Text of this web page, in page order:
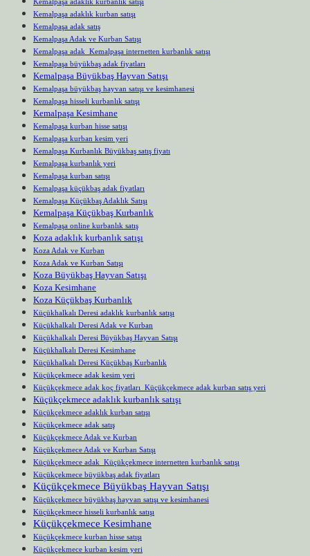
Kemalpaşa adaklık kurban satışı
Kemalpaşa adak satış
Kemalpaşa Adak ve Kurban Satışı
Kemalpaşa adak Kemalpaşa internetten kurbanlık satışı
Kemalpaşa büyükbaş adak fiyatları
Kemalpaşa Büyükbaş Hayvan Satışı
Kemalpaşa büyükbaş hayvan satışı ve kesimhanesi
Kemalpaşa hisseli kurbanlık satışı
Kemalpaşa Kesimhane
Kemalpaşa kurban hisse satışı
Kemalpaşa kurban kesim yeri
Kemalpaşa Kurbanlık Büyükbaş satış fiyatı
Kemalpaşa kurbanlık yeri
Kemalpaşa kurban satışı
Kemalpaşa küçükbaş adak fiyatları
Kemalpaşa Küçükbaş Adaklık Satışı
Kemalpaşa Küçükbaş Kurbanlık
Kemalpaşa online kurbanlık satış
Koza adaklık kurbanlık satışı
Koza Adak ve Kurban
Koza Adak ve Kurban Satışı
Koza Büyükbaş Hayvan Satışı
Koza Kesimhane
Koza Küçükbaş Kurbanlık
Küçükhalkalı Deresi adaklık kurbanlık satışı
Küçükhalkalı Deresi Adak ve Kurban
Küçükhalkalı Deresi Büyükbaş Hayvan Satışı
Küçükhalkalı Deresi Kesimhane
Küçükhalkalı Deresi Küçükbaş Kurbanlık
Küçükçekmece adak kesim yeri
Küçükçekmece adak koç fiyatları Küçükçekmece adak kurban satış yeri
Küçükçekmece adaklık kurbanlık satışı
Küçükçekmece adaklık kurban satışı
Küçükçekmece adak satış
Küçükçekmece Adak ve Kurban
Küçükçekmece Adak ve Kurban Satışı
Küçükçekmece adak Küçükçekmece internetten kurbanlık satışı
Küçükçekmece büyükbaş adak fiyatları
Küçükçekmece Büyükbaş Hayvan Satışı
Küçükçekmece büyükbaş hayvan satışı ve kesimhanesi
Küçükçekmece hisseli kurbanlık satışı
Küçükçekmece Kesimhane
Küçükçekmece kurban hisse satışı
Küçükçekmece kurban kesim yeri